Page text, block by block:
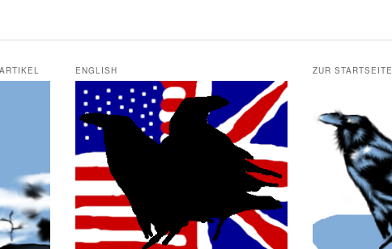
ENGLISH ZUR STARTSEITE